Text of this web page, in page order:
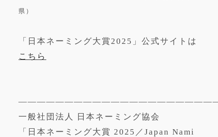
県）
「日本ネーミング大賞2025」公式サイトは
こちら
一般社団法人 日本ネーミング協会
「日本ネーミング大賞 2025／Japan Nami